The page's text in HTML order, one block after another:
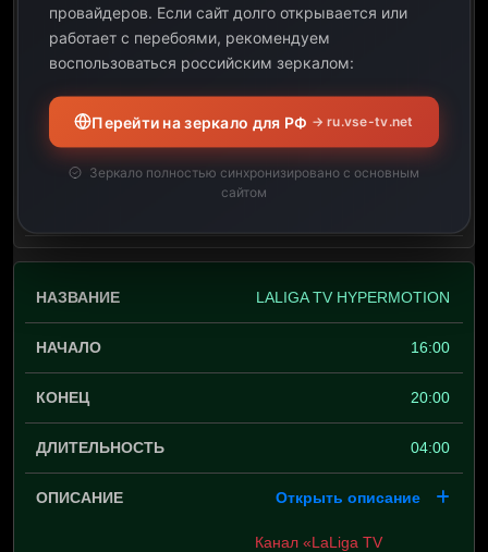
LALIGA TV HYPERMOTION
16:00
04:00
LALIGA TV HYPERMOTION
16:00
20:00
04:00
Открыть описание
Канал «LaLiga TV
провайдеров. Если сайт долго открывается или
работает с перебоями, рекомендуем
воспользоваться российским зеркалом:
Перейти на зеркало для РФ → ru.vse-tv.net
Зеркало полностью синхронизировано с основным
сайтом